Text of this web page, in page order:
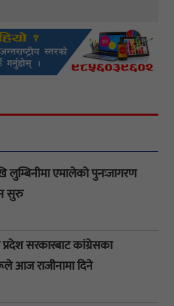
एमालेको पुनःजागरण
सुरु
प्रदेश सरकारबाट कांग्रेसका
आज राजीनामा दिने